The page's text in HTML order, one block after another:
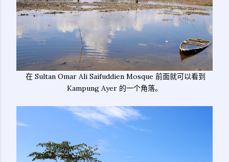
在 Sultan Omar Ali Saifuddien Mosque 前面就可以看到
Kampung Ayer 的一个角落。